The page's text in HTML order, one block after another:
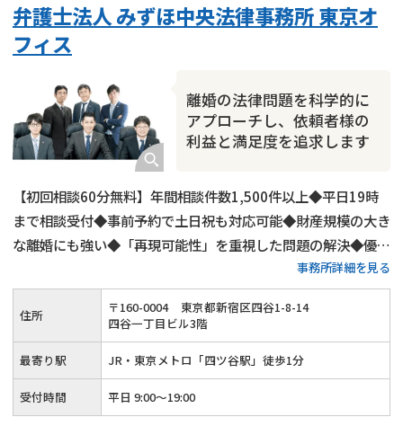
財産分与
内縁の夫婦 熟年離婚
離婚の法律問題を科学的に
アプローチし、依頼者様の
利益と満足度を追求します
弁護士法人 みずほ中央法律事務所 東京オ
フィス
【初回相談60分無料】年間相談件数1,500件以上◆平日19時
まで相談受付◆事前予約で土日祝も対応可能◆財産規模の大き
な離婚にも強い◆「再現可能性」を重視した問題の解決◆優し
事務所詳細を見る
住所 〒160-0004
東京都新宿区四谷1-8-14
四谷一丁目ビル3階
最寄り駅 JR・東京メトロ「四ツ谷駅」徒歩1分
受付時間 平日 9:00～19:00